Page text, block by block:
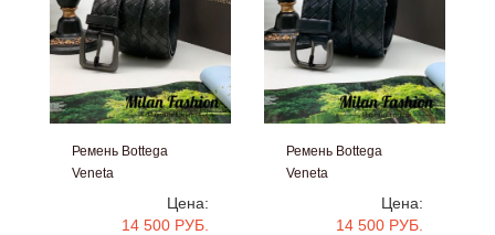
Ремень Bottega
Veneta
Цена:
14 500 РУБ.
Ремень Bottega
Veneta
Цена:
14 500 РУБ.